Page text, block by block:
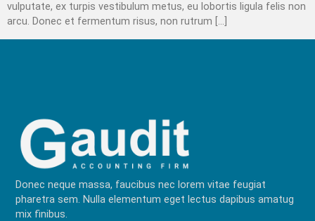
vulputate, ex turpis vestibulum metus, eu lobortis ligula felis non
arcu. Donec et fermentum risus, non rutrum […]
Donec neque massa, faucibus nec lorem vitae feugiat
pharetra sem. Nulla elementum eget lectus dapibus amatug
mix finibus.